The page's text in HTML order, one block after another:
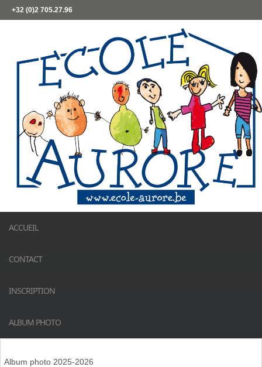
+32 (0)2 705.27.96
ACCUEIL
CONTACT
INSCRIPTION
ALBUM PHOTO
Album photo 2025-2026